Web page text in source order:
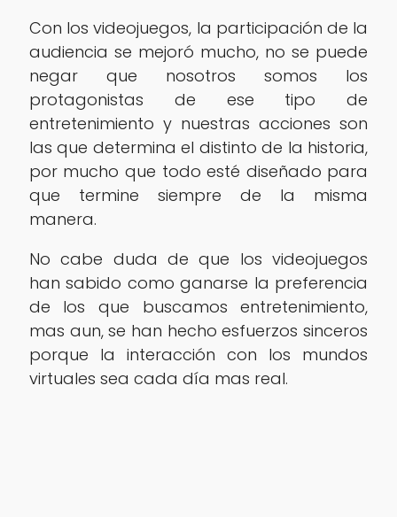
Con los videojuegos, la participación de la
audiencia se mejoró mucho, no se puede
negar que nosotros somos los
protagonistas de ese tipo de
entretenimiento y nuestras acciones son
las que determina el distinto de la historia,
por mucho que todo esté diseñado para
que termine siempre de la misma
manera.
No cabe duda de que los videojuegos
han sabido como ganarse la preferencia
de los que buscamos entretenimiento,
mas aun, se han hecho esfuerzos sinceros
porque la interacción con los mundos
virtuales sea cada día mas real.